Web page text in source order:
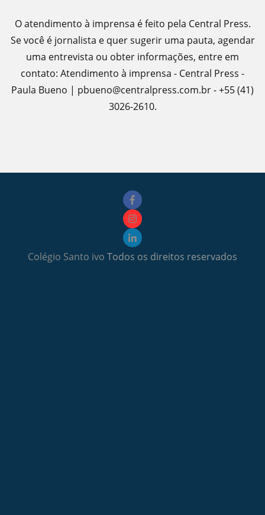
O atendimento à imprensa é feito pela Central Press.
Se você é jornalista e quer sugerir uma pauta, agendar
uma entrevista ou obter informações, entre em
contato: Atendimento à imprensa - Central Press -
Paula Bueno | pbueno@centralpress.com.br - +55 (41)
3026-2610.
Colégio Santo ivo Todos os direitos reservados